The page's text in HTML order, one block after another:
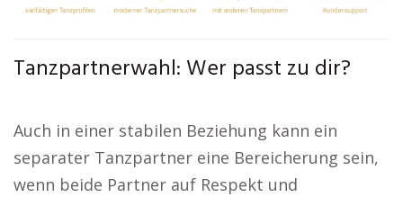
Tanzpartnerwahl: Wer passt zu dir?
Auch in einer stabilen Beziehung kann ein
separater Tanzpartner eine Bereicherung sein,
wenn beide Partner auf Respekt und